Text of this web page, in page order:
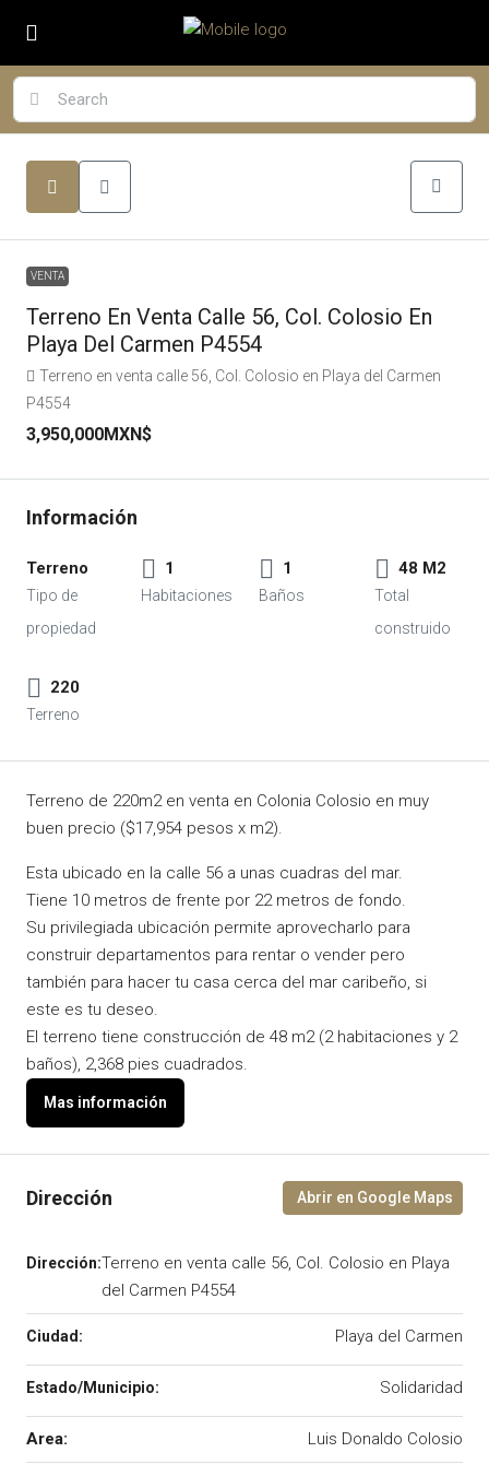
VENTA
Terreno En Venta Calle 56, Col. Colosio En
Playa Del Carmen P4554
Terreno en venta calle 56, Col. Colosio en Playa del Carmen
P4554
3,950,000MXN$
Terreno 1 1 48 M2
220
Terreno de 220m2 en venta en Colonia Colosio en muy
buen precio ($17,954 pesos x m2).
Esta ubicado en la calle 56 a unas cuadras del mar.
Tiene 10 metros de frente por 22 metros de fondo.
Su privilegiada ubicación permite aprovecharlo para
construir departamentos para rentar o vender pero
también para hacer tu casa cerca del mar caribeño, si
este es tu deseo.
El terreno tiene construcción de 48 m2 (2 habitaciones y 2
baños), 2,368 pies cuadrados.
Terreno en venta calle 56, Col. Colosio en Playa
del Carmen P4554
Playa del Carmen
Solidaridad
Area: Luis Donaldo Colosio